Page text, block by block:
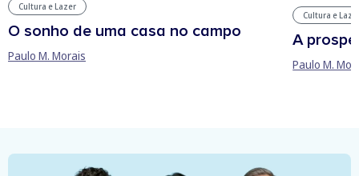
Cultura e Lazer
O sonho de uma casa no campo
Paulo M. Morais
Cultura e
A
Paulo M.